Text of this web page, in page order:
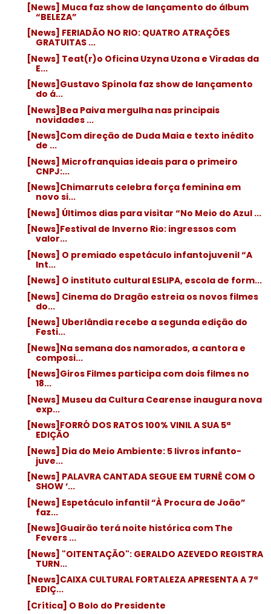
[News] Muca faz show de lançamento do álbum
“BELEZA”
[News] FERIADÃO NO RIO: QUATRO ATRAÇÕES
GRATUITAS ...
[News] Teat(r)o Oficina Uzyna Uzona e Viradas da
E...
[News]Gustavo Spínola faz show de lançamento
do á...
[News]Bea Paiva mergulha nas principais
novidades ...
[News]Com direção de Duda Maia e texto inédito
de ...
[News] Microfranquias ideais para o primeiro
CNPJ:...
[News]Chimarruts celebra força feminina em
novo si...
[News] Últimos dias para visitar “No Meio do Azul ...
[News]Festival de Inverno Rio: ingressos com
valor...
[News] O premiado espetáculo infantojuvenil “A
Int...
[News] O instituto cultural ESLIPA, escola de form...
[News] Cinema do Dragão estreia os novos filmes
do...
[News] Uberlândia recebe a segunda edição do
Festi...
[News]Na semana dos namorados, a cantora e
composi...
[News]Giros Filmes participa com dois filmes no
18...
[News] Museu da Cultura Cearense inaugura nova
exp...
[News]FORRÓ DOS RATOS 100% VINIL A SUA 5ª
EDIÇÃO
[News] Dia do Meio Ambiente: 5 livros infanto-
juve...
[News] PALAVRA CANTADA SEGUE EM TURNÊ COM O
SHOW ‘...
[News] Espetáculo infantil “À Procura de João”
faz...
[News]Guairão terá noite histórica com The
Fevers ...
[News] "OITENTAÇÃO": GERALDO AZEVEDO REGISTRA
TURN...
[News]CAIXA CULTURAL FORTALEZA APRESENTA A 7ª
EDIÇ...
[Crítica] O Bolo do Presidente